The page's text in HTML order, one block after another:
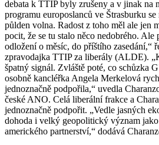
debata k TTIP byly zrušeny a v jinak na
programu europoslanců ve Štrasburku
půlden volna. Radost z toho měl ale jen
pocit, že se tu stalo něco nedobrého. Ale
odložení o měsíc, do příštího zasedání,“
zpravodajka TTIP za liberály (ALDE).
špatný signál. Zvláště poté, co schůzka
osobně kancléřka Angela Merkelová
jednoznačně podpořila,“ uvedla
české ANO. Celá liberální frakce a
jednoznačně podpořit. „Vedle jasných
dohoda i velký geopolitický význam
amerického partnerství,“ dodává